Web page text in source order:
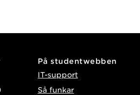
På studentwebben
IT-support
Så funkar